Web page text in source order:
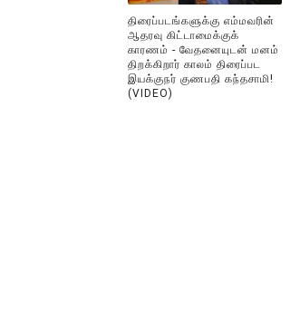
திரைப்படங்களுக்கு எம்மவரின்
ஆதரவு கிட்டாமைக்குக்
காரணம் - வேதனையுடன் மனம்
திறக்கிறார் காலம் திரைப்பட
இயக்குநர் குணபதி கந்தசாமி!
(VIDEO)